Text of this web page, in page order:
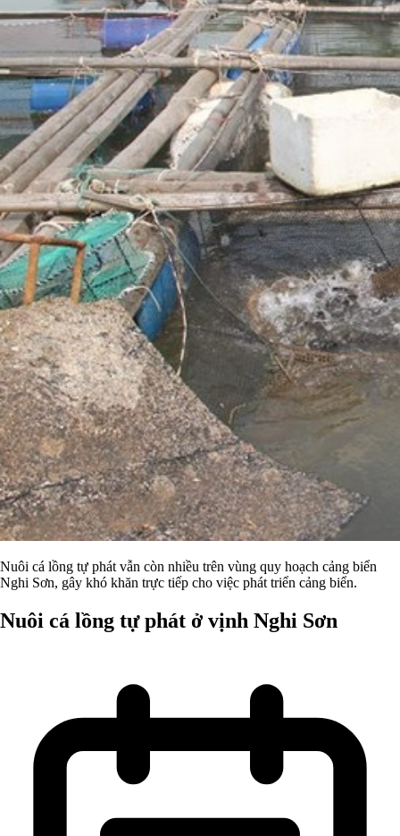
Nuôi cá lồng tự phát vẫn còn nhiều trên vùng quy hoạch cảng biển
Nghi Sơn, gây khó khăn trực tiếp cho việc phát triển cảng biển.
Nuôi cá lồng tự phát ở vịnh Nghi Sơn